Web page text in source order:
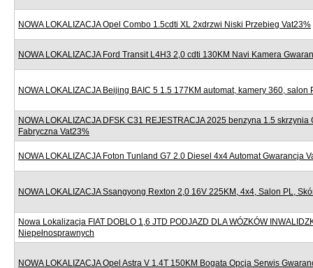
NOWA LOKALIZACJA Opel Combo 1.5cdti XL 2xdrzwi Niski Przebieg Vat23%
NOWA LOKALIZACJA Ford Transit L4H3 2,0 cdti 130KM Navi Kamera
NOWA LOKALIZACJA Beijing BAIC 5 1.5 177KM automat, kamery 360, salon
NOWA LOKALIZACJA DFSK C31 REJESTRACJA 2025 benzyna 1.5 skrzynia
Fabryczna Vat23%
NOWA LOKALIZACJA Foton Tunland G7 2.0 Diesel 4x4 Automat Gwarancja
NOWA LOKALIZACJA Ssangyong Rexton 2,0 16V 225KM, 4x4, Salon PL,
Nowa Lokalizacja FIAT DOBLO 1,6 JTD PODJAZD DLA WÓZKÓW
Niepełnosprawnych
NOWA LOKALIZACJA Opel Astra V 1.4T 150KM Bogata Opcja Serwis